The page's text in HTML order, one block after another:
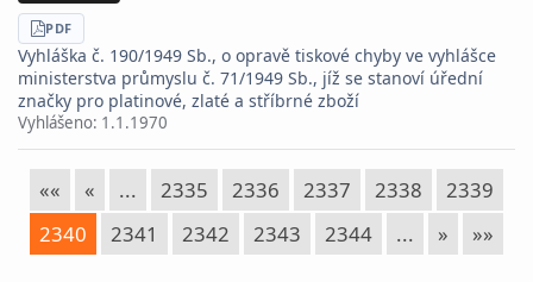
STÁHNOUT
PDF
Vyhláška č. 190/1949 Sb., o opravě tiskové chyby ve vyhlášce
ministerstva průmyslu č. 71/1949 Sb., jíž se stanoví úřední
značky pro platinové, zlaté a stříbrné zboží
Vyhlášeno: 1.1.1970
«« « ... 2335 2336 2337 2338
2339
2340
2341 2342 2343 2344 ... » »»